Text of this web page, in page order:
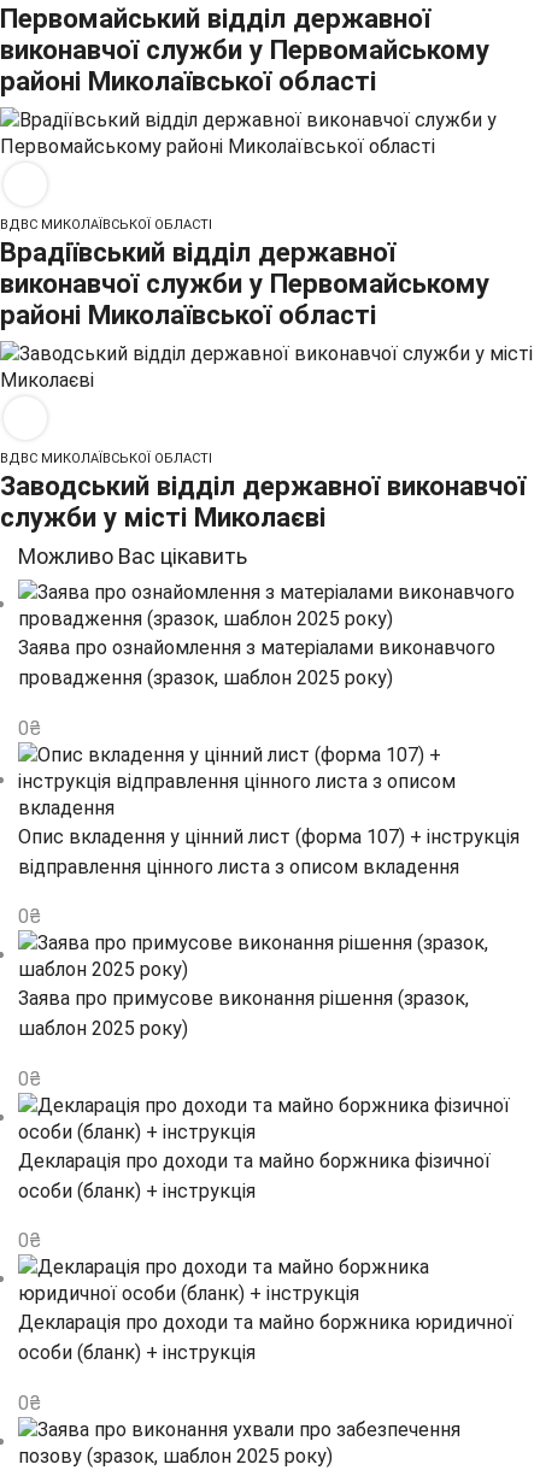
Первомайський відділ державної
виконавчої служби у Первомайському
районі Миколаївської області
ВДВС МИКОЛАЇВСЬКОЇ ОБЛАСТІ
Врадіївський відділ державної
виконавчої служби у Первомайському
районі Миколаївської області
ВДВС МИКОЛАЇВСЬКОЇ ОБЛАСТІ
Заводський відділ державної виконавчої
служби у місті Миколаєві
Можливо Вас цікавить
Заява про ознайомлення з матеріалами виконавчого
провадження (зразок, шаблон 2025 року)
0₴
Опис вкладення у цінний лист (форма 107) + інструкція
відправлення цінного листа з описом вкладення
0₴
Заява про примусове виконання рішення (зразок,
шаблон 2025 року)
0₴
Декларація про доходи та майно боржника фізичної
особи (бланк) + інструкція
0₴
Декларація про доходи та майно боржника юридичної
особи (бланк) + інструкція
0₴